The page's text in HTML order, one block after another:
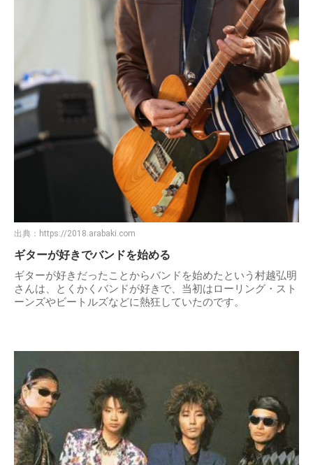
出典： https://2018.arabaki.com
ギターが好きでバンドを始める
ギターが好きだったことからバンドを始めたという村越弘明
さんは、とくかくバンドが好きで、当初はローリング・スト
ーンズやビートルズなどに熱狂していたのです。